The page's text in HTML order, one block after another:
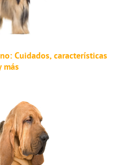
Cuidados, características
más